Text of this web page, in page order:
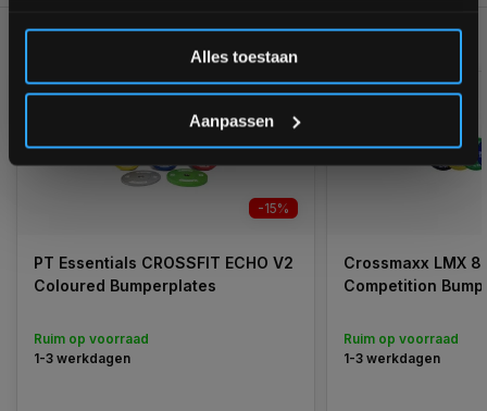
Alles toestaan
Aanpassen
GERELATEERDE PRODUCTEN
-15%
PT Essentials CROSSFIT ECHO V2
Coloured Bumperplates
Ruim op voorraad
1-3 werkdagen
Crossmaxx LMX
Competition
Ruim op voorraad
1-3 werkdagen
Inschrijven
*Verzendkosten vallen buiten de korting